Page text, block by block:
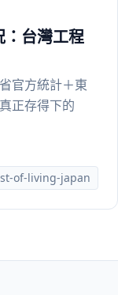
：台灣工程
官方統計＋東
正存得下的
of-living-japan